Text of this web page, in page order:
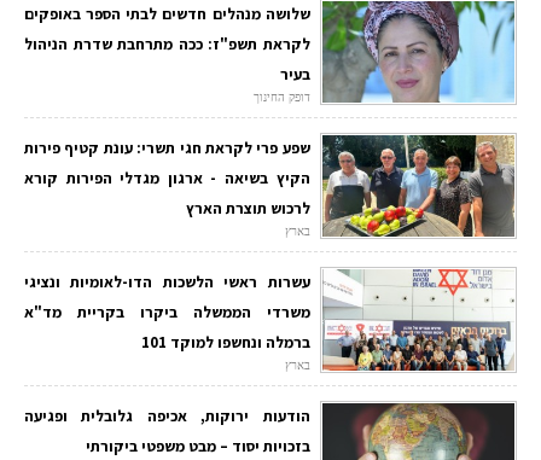
שלושה מנהלים חדשים לבתי הספר באופקים
לקראת תשפ"ז: ככה מתרחבת שדרת הניהול
בעיר
דופק החינוך
שפע פרי לקראת חגי תשרי: עונת קטיף פירות
הקיץ בשיאה - ארגון מגדלי הפירות קורא
לרכוש תוצרת הארץ
בארץ
עשרות ראשי הלשכות הדו-לאומיות ונציגי
משרדי הממשלה ביקרו בקריית מד"א
ברמלה ונחשפו למוקד 101
בארץ
הודעות ירוקות, אכיפה גלובלית ופגיעה
בזכויות יסוד – מבט משפטי ביקורתי